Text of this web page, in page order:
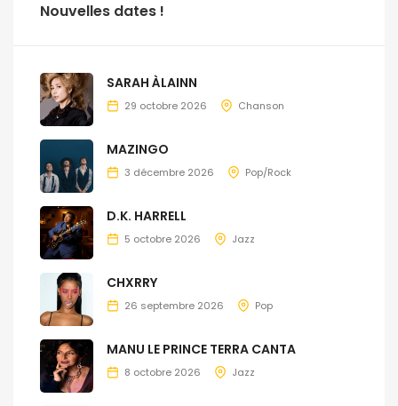
Nouvelles dates !
SARAH ÀLAINN
29 octobre 2026 Chanson
MAZINGO
3 décembre 2026 Pop/Rock
D.K. HARRELL
5 octobre 2026 Jazz
CHXRRY
26 septembre 2026 Pop
MANU LE PRINCE TERRA CANTA
8 octobre 2026 Jazz